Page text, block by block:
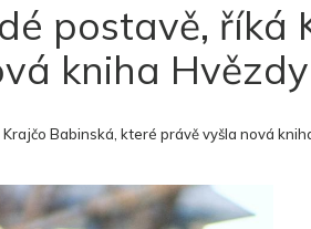
postavě, říká
kniha
Babinská, které právě vyšla nová